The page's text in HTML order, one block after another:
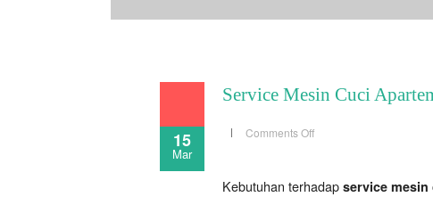
15
Mar
Service Mesin Cuci
Comments Offon
Jakarta
Kebutuhan terhadap service mesin